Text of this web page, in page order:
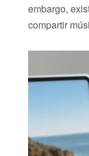
embargo,
compartir